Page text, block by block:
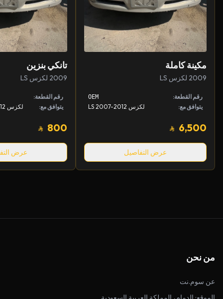
مكينة كاملة
2009 لكزس LS
رقم القطعة: OEM
يتوافق مع: لكزس LS 2007-2012
6,500
عرض التفاصيل
تانكي بنزين
2009 لكزس LS
رقم القطعة:
يتوافق مع:
800
عرض
من نحن
عن سوم.نت